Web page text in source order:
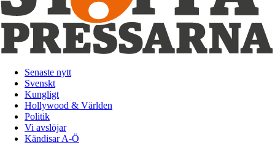
Senaste nytt
Svenskt
Kungligt
Hollywood & Världen
Politik
Vi avslöjar
Kändisar A-Ö